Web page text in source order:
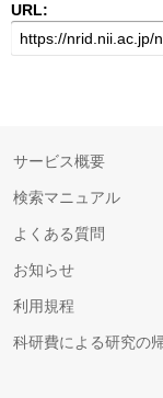
URL:
サービス概要
検索マニュアル
よくある質問
お知らせ
利用規程
科研費による研究の